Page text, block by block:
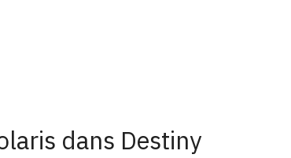
dans Destiny